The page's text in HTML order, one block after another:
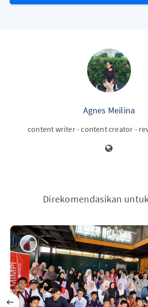
Agnes Meilina
content writer - content creator -
Direkomendasikan